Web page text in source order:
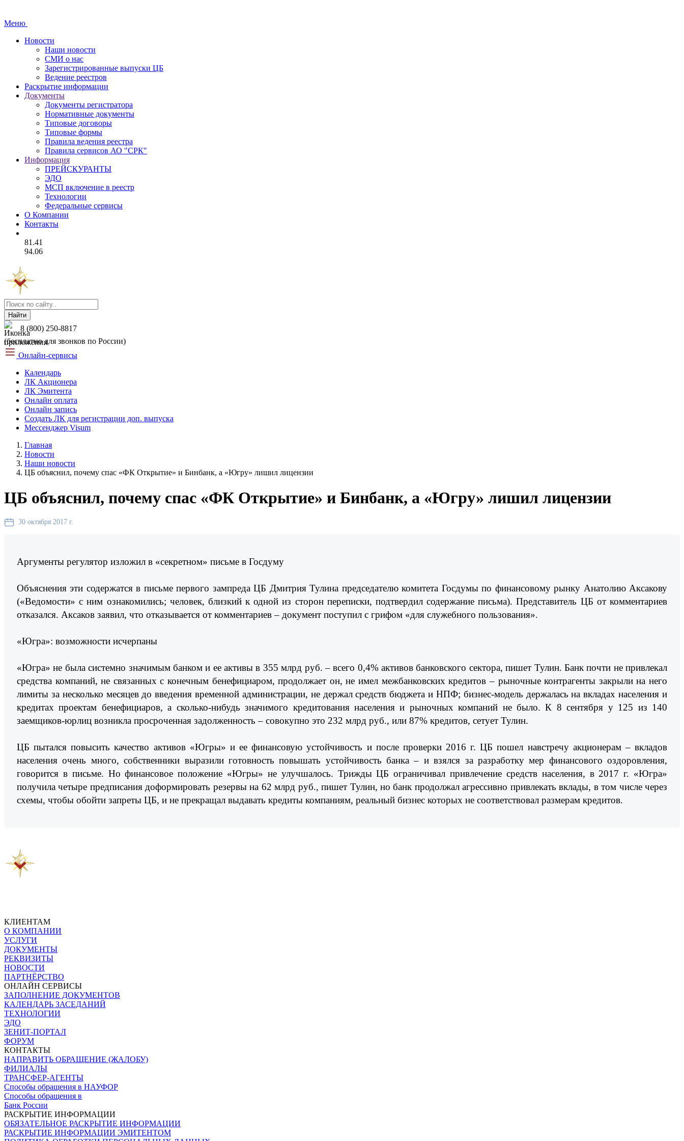
Меню
Новости
Наши новости
СМИ о нас
Зарегистрированные выпуски ЦБ
Ведение реестров
Раскрытие информации
Документы
Документы регистратора
Нормативные документы
Типовые договоры
Типовые формы
Правила ведения реестра
Правила сервисов АО "СРК"
Информация
ПРЕЙСКУРАНТЫ
ЭДО
МСП включение в реестр
Технологии
Федеральные сервисы
О Компании
Контакты
81.41
94.06
Найти
8 (800) 250-8817
(бесплатно для звонков по России)
Онлайн-сервисы
Календарь
ЛК Акционера
ЛК Эмитента
Онлайн оплата
Онлайн запись
Создать ЛК для регистрации доп. выпуска
Мессенджер Visum
Главная
Новости
Наши новости
ЦБ объяснил, почему спас «ФК Открытие» и Бинбанк, а «Югру» лишил лицензии
ЦБ объяснил, почему спас «ФК Открытие» и Бинбанк, а «Югру» лишил лицензии
30 октября 2017 г.
Аргументы регулятор изложил в «секретном» письме в Госдуму
Объяснения эти содержатся в письме первого зампреда ЦБ Дмитрия Тулина председателю комитета Госдумы по финансовому рынку Анатолию Аксакову
(«Ведомости» с ним ознакомились; человек, близкий к одной из сторон переписки, подтвердил содержание письма). Представитель ЦБ от комментариев
отказался. Аксаков заявил, что отказывается от комментариев – документ поступил с грифом «для служебного пользования».
«Югра»: возможности исчерпаны
«Югра» не была системно значимым банком и ее активы в 355 млрд руб. – всего 0,4% активов банковского сектора, пишет Тулин. Банк почти не привлекал
средства компаний, не связанных с конечным бенефициаром, продолжает он, не имел межбанковских кредитов – рыночные контрагенты закрыли на него
лимиты за несколько месяцев до введения временной администрации, не держал средств бюджета и НПФ; бизнес-модель держалась на вкладах населения и
кредитах проектам бенефициаров, а сколько-нибудь значимого кредитования населения и рыночных компаний не было. К 8 сентября у 125 из 140
заемщиков-юрлиц возникла просроченная задолженность – совокупно это 232 млрд руб., или 87% кредитов, сетует Тулин.
ЦБ пытался повысить качество активов «Югры» и ее финансовую устойчивость и после проверки 2016 г. ЦБ пошел навстречу акционерам – вкладов
населения очень много, собственники выразили готовность повышать устойчивость банка – и взялся за разработку мер финансового оздоровления,
говорится в письме. Но финансовое положение «Югры» не улучшалось. Трижды ЦБ ограничивал привлечение средств населения, в 2017 г. «Югра»
получила четыре предписания доформировать резервы на 62 млрд руб., пишет Тулин, но банк продолжал агрессивно привлекать вклады, в том числе через
схемы, чтобы обойти запреты ЦБ, и не прекращал выдавать кредиты компаниям, реальный бизнес которых не соответствовал размерам кредитов.
КЛИЕНТАМ
О КОМПАНИИ
УСЛУГИ
ДОКУМЕНТЫ
РЕКВИЗИТЫ
НОВОСТИ
ПАРТНЁРСТВО
ОНЛАЙН СЕРВИСЫ
ЗАПОЛНЕНИЕ ДОКУМЕНТОВ
КАЛЕНДАРЬ ЗАСЕДАНИЙ
ТЕХНОЛОГИИ
ЭДО
ЗЕНИТ-ПОРТАЛ
ФОРУМ
КОНТАКТЫ
НАПРАВИТЬ ОБРАЩЕНИЕ (ЖАЛОБУ)
ФИЛИАЛЫ
ТРАНСФЕР-АГЕНТЫ
Способы обращения в НАУФОР
Способы обращения в
Банк России
РАСКРЫТИЕ ИНФОРМАЦИИ
ОБЯЗАТЕЛЬНОЕ РАСКРЫТИЕ ИНФОРМАЦИИ
РАСКРЫТИЕ ИНФОРМАЦИИ ЭМИТЕНТОМ